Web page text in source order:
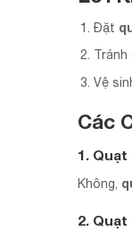
Đặt
Tránh
Vệ
Các
1.
Không,
2.